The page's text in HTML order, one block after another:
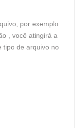
por exemplo
, você atingirá a
tipo de arquivo no